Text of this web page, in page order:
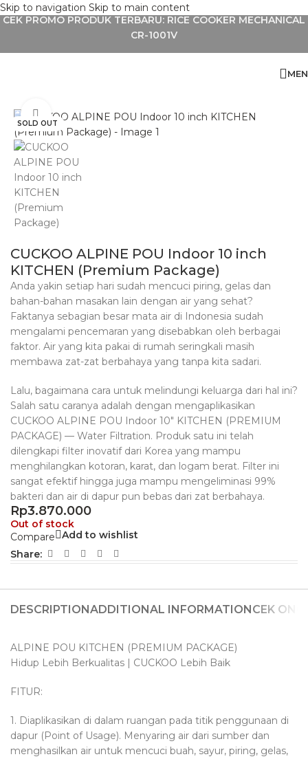
Skip to navigation Skip to main content
CEK PROMO PRODUK TERBARU: RICE COOKER MECHANICAL
CR-1001V
SOLD OUT
Click to enlarge
CUCKOO ALPINE POU Indoor 10 inch
KITCHEN (Premium Package)
Anda yakin setiap hari sudah mencuci piring, gelas dan
bahan-bahan masakan lain dengan air yang sehat?
Faktanya sebagian besar mata air di Indonesia sudah
mengalami pencemaran yang disebabkan oleh berbagai
faktor. Air yang kita pakai di rumah seringkali masih
membawa zat-zat berbahaya yang tanpa kita sadari.
Lalu, bagaimana cara untuk melindungi keluarga dari hal ini?
Salah satu caranya adalah dengan mengaplikasikan
CUCKOO ALPINE POU Indoor 10″ KITCHEN (PREMIUM
PACKAGE) — Water Filtration. Produk satu ini telah
dilengkapi filter inovatif dari Korea yang mampu
menghilangkan kotoran, karat, dan logam berat. Filter ini
sangat efektif hingga juga mampu mengeliminasi 99%
bakteri dan air di dapur pun bebas dari zat berbahaya.
Rp3.870.000
Out of stock
Compare
Add to wishlist
Share:
DESCRIPTIONADDITIONAL INFORMATIONCEK
ALPINE POU KITCHEN (PREMIUM PACKAGE)
Hidup Lebih Berkualitas | CUCKOO Lebih Baik
FITUR:
1. Diaplikasikan di dalam ruangan pada titik penggunaan di
dapur (Point of Usage). Menyaring air dari sumber dan
menghasilkan air untuk mencuci buah, sayur, piring, gelas,